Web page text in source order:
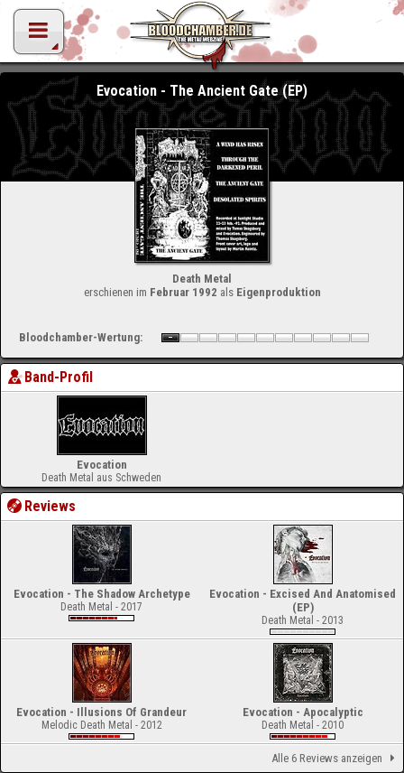
Evocation - The Ancient Gate (EP)
Death Metal
erschienen im Februar 1992 als Eigenproduktion
Bloodchamber-Wertung:
Band-Profil
Evocation
Death Metal aus Schweden
Reviews
Evocation - The Shadow Archetype
Death Metal - 2017
Evocation - Excised And Anatomised
(EP)
Death Metal - 2013
Evocation - Illusions Of Grandeur
Melodic Death Metal - 2012
Evocation - Apocalyptic
Death Metal - 2010
Alle 6 Reviews anzeigen